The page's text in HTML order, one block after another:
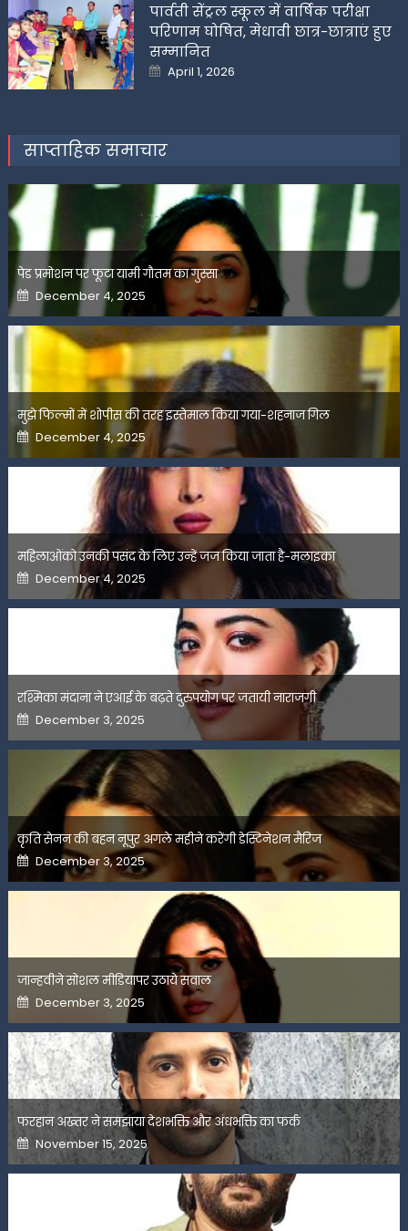
पार्वती सेंट्रल स्कूल में वार्षिक परीक्षा
परिणाम घोषित, मेधावी छात्र-छात्राएं हुए
सम्मानित
Posted
on
April 1, 2026
साप्ताहिक समाचार
पेड प्रमोशन पर फूटा यामी गौतम का गुस्सा
Posted
on
December 4, 2025
मुझे फिल्मों में शोपीस की तरह इस्तेमाल किया गया-शहनाज गिल
Posted
on
December 4, 2025
महिलाओंको उनकी पसंद के लिए उन्हें जज किया जाता है-मलाइका
Posted
on
December 4, 2025
रश्मिका मंदाना ने एआई के बढ़ते दुरुपयोग पर जतायी नाराजगी
Posted
on
December 3, 2025
कृति सेनन की बहन नूपुर अगले महीने करेंगी डेस्टिनेशन मैरिज
Posted
on
December 3, 2025
जान्हवीने सोशल मीडियापर उठाये सवाल
Posted
on
December 3, 2025
फरहान अख्तर ने समझाया देशभक्ति और अंधभक्ति का फर्क
Posted
on
November 15, 2025